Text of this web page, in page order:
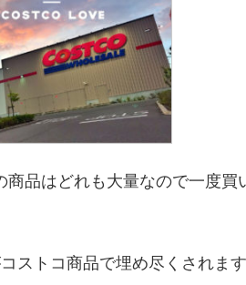
商品はどれも大量なので一度買
ストコ商品で埋め尽くされます